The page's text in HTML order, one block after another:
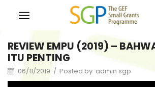
REVIEW EMPU (2019) –
ITU PENTING
06/11/2019 / Posted by admin sgp